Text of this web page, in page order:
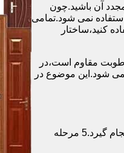
آن باشید.چون
نمی شود.تمامی
کنید،ساختار
مقاوم است،در
شود.این موضوع در
برای حصول اطمینان از عملکرد دربهای ضد حریق مطابق با دسته بندی و مقاومت آن ها،باید تست روی آن انجام گیرد.5 مرحله